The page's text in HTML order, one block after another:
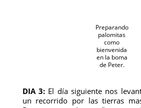
Preparando
palomitas
como
bienvenida
en la boma
de Peter.
DIA 3: El día siguiente nos
un recorrido por las tierras